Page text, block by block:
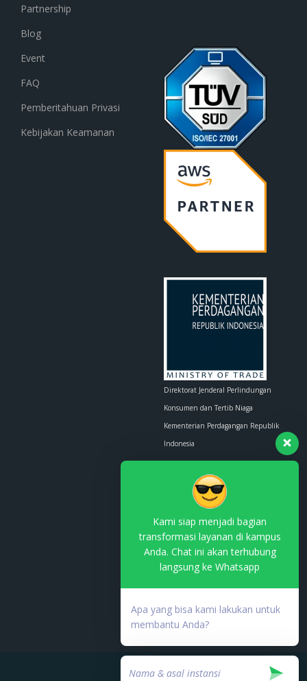
Partnership
Blog
Event
FAQ
Pemberitahuan Privasi
Kebijakan Keamanan
Direktorat Jenderal Perlindungan
Konsumen dan Tertib Niaga
Kementerian Perdagangan Republik
Indonesia
contact.us@kemendag.go.id
000753.03/DJAI.PSE/05/202
Kami siap menjadi bagian
transformasi layanan di kampus
Anda. Chat ini akan terhubung
langsung ke Whatsapp
Apa yang bisa kami lakukan untuk
membantu Anda?